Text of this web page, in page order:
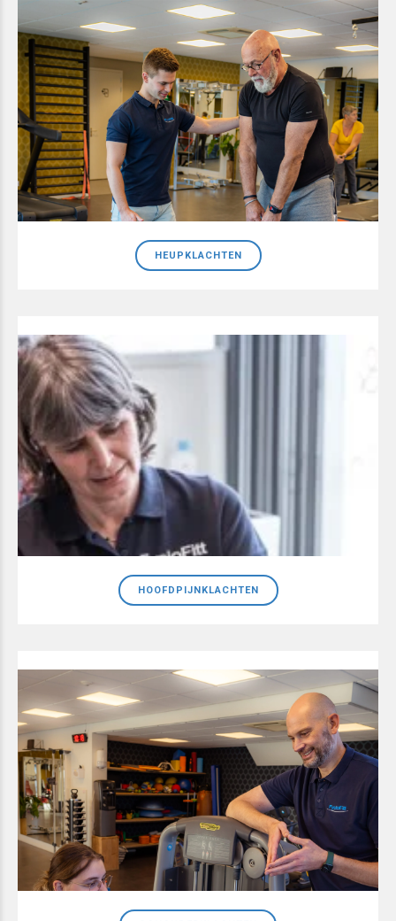
HEUPKLACHTEN
HOOFDPIJNKLACHTEN